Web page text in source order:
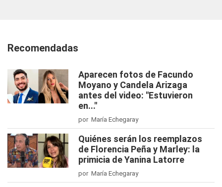
Recomendadas
Aparecen fotos de Facundo
Moyano y Candela Arizaga
antes del video: "Estuvieron
en..."
por María Echegaray
Quiénes serán los reemplazos
de Florencia Peña y Marley: la
primicia de Yanina Latorre
por María Echegaray